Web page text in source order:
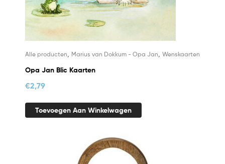
Alle producten Marius van Dokkum - Opa Jan Wenskaarten
Opa Jan Blic Kaarten
€2,79
Toevoegen Aan Winkelwagen